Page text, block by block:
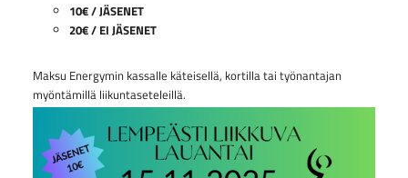
10€ / JÄSENET
20€ / EI JÄSENET
Maksu Energymin kassalle käteisellä, kortilla tai työnantajan
myöntämillä liikuntaseteleillä.